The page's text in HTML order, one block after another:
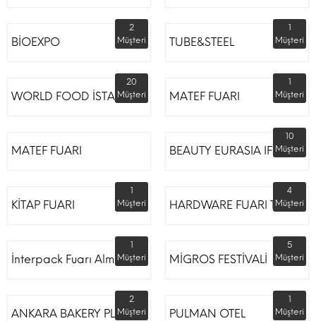
BİOEXPO
2
Müşteri
TUBE&STEEL
1
Müşteri
WORLD FOOD İSTANBUL
20
Müşteri
MATEF FUARI
1
Müşteri
MATEF FUARI BEAUTY EURASIA IFM
10
Müşteri
KİTAP FUARI
1
Müşteri
HARDWARE FUARI TÜYAP
4
Müşteri
İnterpack Fuarı Almanya
1
Müşteri
MİGROS FESTİVALİ
5
Müşteri
ANKARA BAKERY PLUS
2
Müşteri
PULMAN OTEL
1
Müşteri